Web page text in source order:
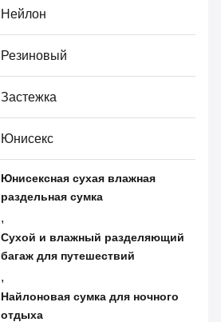
Нейлон
Резиновый
Застежка
Юнисекс
Юнисексная сухая влажная
раздельная сумка
,
Сухой и влажный разделяющий
багаж для путешествий
,
Найлоновая сумка для ночного
отдыха